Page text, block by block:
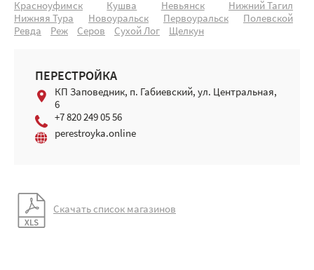
Красноуфимск
Кушва Невьянск
Нижний Тагил
Нижняя Тура
Новоуральск Первоуральск
Полевской
Ревда
Реж Серов Сухой Лог Щелкун
ПЕРЕСТРОЙКА
КП Заповедник, п. Габиевский, ул. Центральная,
6
+7 820 249 05 56
perestroyka.online
Скачать список магазинов